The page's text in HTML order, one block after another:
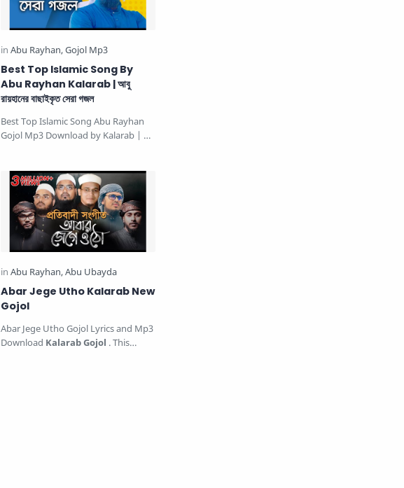
Best Top Islamic Song By
Abu Rayhan Kalarab | আবু
রায়হানের বাছাইকৃত সেরা গজল
Best Top Islamic Song Abu Rayhan
Gojol Mp3 Download by Kalarab | আবু
Abar Jege Utho Kalarab New
Gojol
Abar Jege Utho Gojol Lyrics and Mp3
Download Kalarab Gojol . This